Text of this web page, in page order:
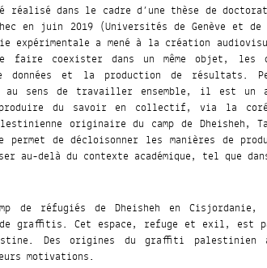
réalisé dans le cadre d’une thèse de
en juin 2019 (Universités de Genève et de
expérimentale a mené à la création
faire coexister dans un même objet, les
données et la production de résultats.
sens de travailler ensemble, il est un
du savoir en collectif, via la
originaire du camp de Dheisheh,
permet de décloisonner les manières de
au-delà du contexte académique, tel que
de réfugiés de Dheisheh en
graffitis. Cet espace, refuge et exil, est
Des origines du graffiti
motivations.